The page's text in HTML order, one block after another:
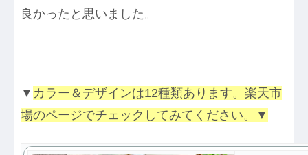
良かったと思いました。
▼ カラー＆デザインは12種類あります。楽天市
場のページでチェックしてみてください。▼